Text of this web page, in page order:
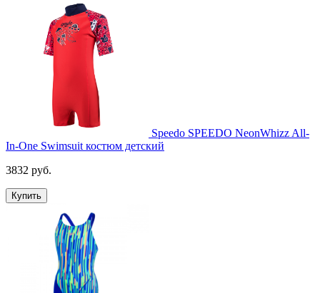
Speedo SPEEDO NeonWhizz All-
In-One Swimsuit костюм детcкий
3832 руб.
Купить